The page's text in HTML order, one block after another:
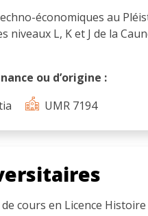
économiques au
L, K et J de la
ou d’origine :
UMR 7194
cours en Licence